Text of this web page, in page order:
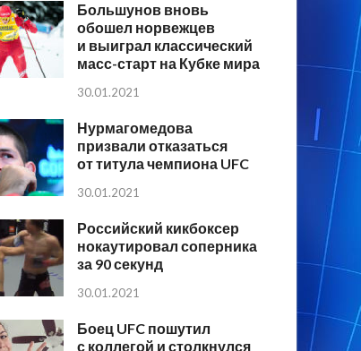
Большунов вновь
обошел норвежцев
и выиграл классический
масс-старт на Кубке мира
30.01.2021
Нурмагомедова
призвали отказаться
от титула чемпиона UFC
30.01.2021
Российский кикбоксер
нокаутировал соперника
за 90 секунд
30.01.2021
Боец UFC пошутил
с коллегой и столкнулся